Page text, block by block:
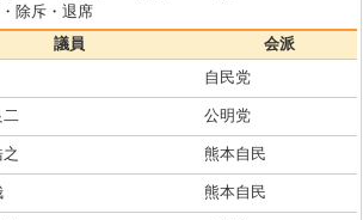
除斥・退席
議員
会派
自民党
公明党
熊本自民
熊本自民